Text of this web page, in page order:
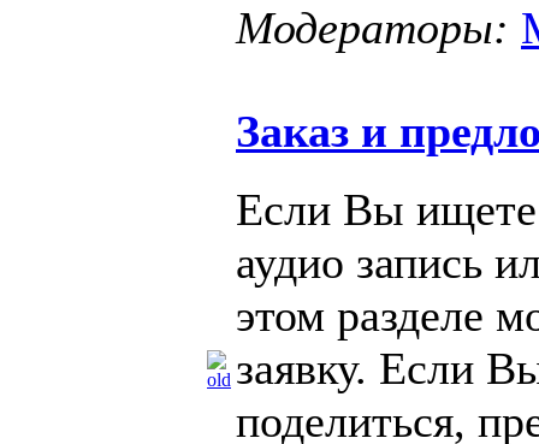
Модераторы:
Заказ и
Если Вы
аудио запись
этом разделе
заявку. Если
поделиться,